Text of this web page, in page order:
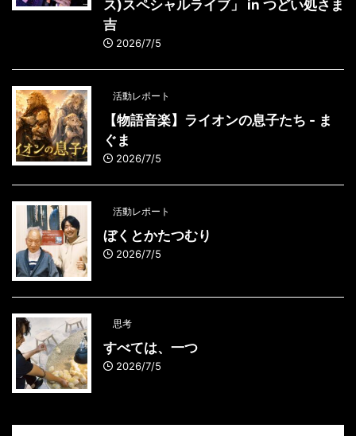
ス)スペシャルライブ」 in つどい処さま
吉
2026/7/5
活動レポート
【物語音楽】ライオンの息子たち - ま
ぐま
2026/7/5
活動レポート
ぼくとかたつむり
2026/7/5
思考
すべては、一つ
2026/7/5